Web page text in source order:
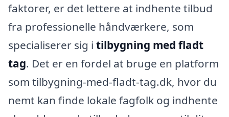
faktorer, er det lettere at indhente tilbud
fra professionelle håndværkere, som
specialiserer sig i tilbygning med fladt
tag. Det er en fordel at bruge en platform
som tilbygning-med-fladt-tag.dk, hvor du
nemt kan finde lokale fagfolk og indhente